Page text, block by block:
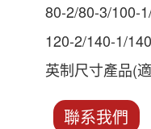
80-2/80-3/100-
120-2/140-1/
英制尺寸產品(
聯系我們